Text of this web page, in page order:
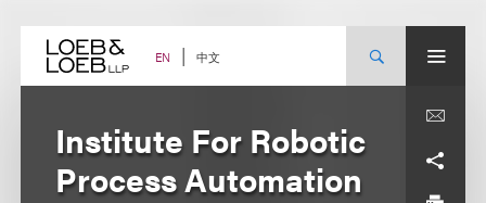
content EN 中文
Institute For Robotic
Process Automation